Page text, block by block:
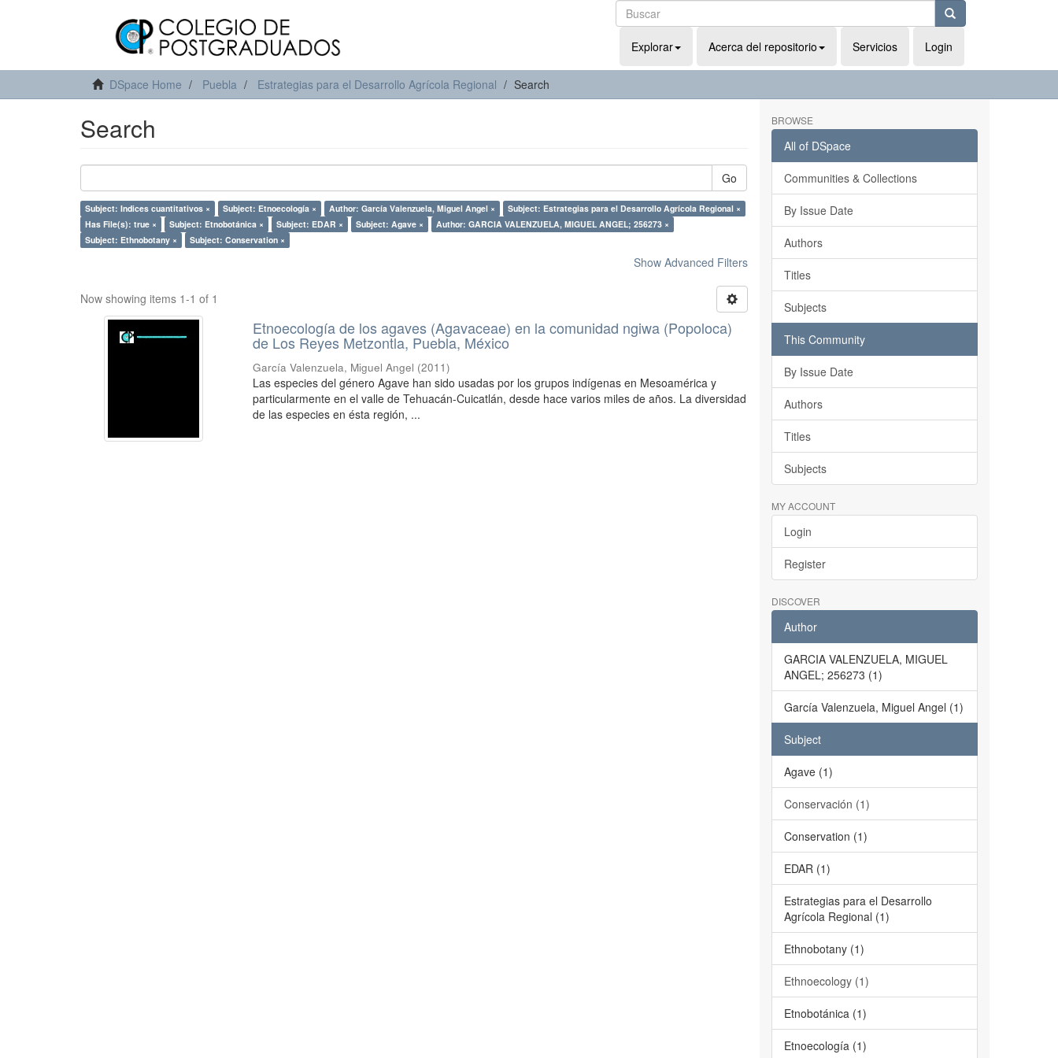
Explorar Acerca del repositorio Servicios Login
DSpace Home Puebla Estrategias para el Desarrollo Agrícola Regional Search
Search
Go
Subject: Indices cuantitativos × Subject: Etnoecología × Author: García Valenzuela, Miguel Angel ×
Subject: Estrategias para el Desarrollo Agrícola Regional ×
Has File(s): true ×
Subject: Etnobotánica × Subject: EDAR × Subject: Agave ×
Author: GARCIA VALENZUELA, MIGUEL ANGEL; 256273 ×
Subject: Ethnobotany ×
Subject: Conservation ×
Show Advanced Filters
Now showing items 1-1 of 1
Etnoecología de los agaves (Agavaceae) en la comunidad ngiwa (Popoloca)
de Los Reyes Metzontla, Puebla, México
García Valenzuela, Miguel Angel (2011)
Las especies del género Agave han sido usadas por los grupos indígenas en Mesoamérica y
particularmente en el valle de Tehuacán-Cuicatlán, desde hace varios miles de años. La diversidad
de las especies en ésta región, ...
BROWSE
All of DSpace
Communities & Collections
By Issue Date
Authors
Titles
Subjects
This Community
By Issue Date
Authors
Titles
Subjects
MY ACCOUNT
Login
Register
DISCOVER
Author
GARCIA VALENZUELA, MIGUEL
ANGEL; 256273 (1)
García Valenzuela, Miguel Angel (1)
Subject
Agave (1)
Conservación (1)
Conservation (1)
EDAR (1)
Estrategias para el Desarrollo
Agrícola Regional (1)
Ethnobotany (1)
Ethnoecology (1)
Etnobotánica (1)
Etnoecología (1)